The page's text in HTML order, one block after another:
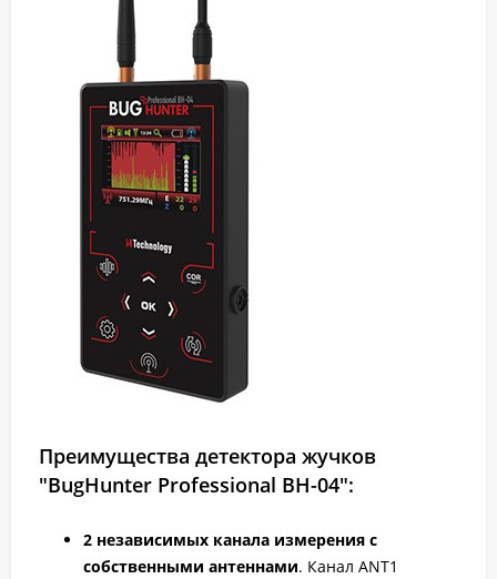
Преимущества детектора жучков
"BugHunter Professional BH-04":
2 независимых канала измерения с
собственными антеннами. Канал ANT1